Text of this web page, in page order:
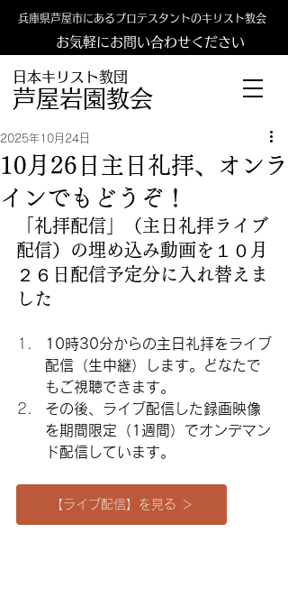
日本キリスト教団
​​芦屋岩園教会
兵庫県芦屋市にあるプロテスタントのキリスト教会
お気軽にお問い合わせください
10月26日主日礼拝、オンラ
インでもどうぞ！
2025年10月24日
「礼拝配信」（主日礼拝ライブ
配信）の埋め込み動画を１０月
２６日配信予定分に入れ替えま
した
10時30分からの主日礼拝をライブ
配信（生中継）します。どなたで
もご視聴できます。
その後、ライブ配信した録画映像
を期間限定（1週間）でオンデマン
ド配信しています。
【ライブ配信】を見る ＞